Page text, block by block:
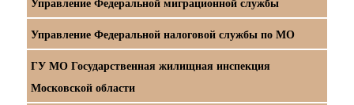
Управление Федеральной налоговой службы по МО
ГУ МО Государственная жилищная инспекция
Московской области